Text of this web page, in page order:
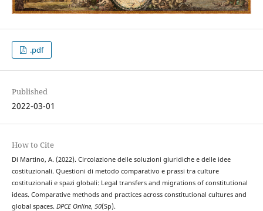
.pdf
Published
2022-03-01
How to Cite
Di Martino, A. (2022). Circolazione delle soluzioni giuridiche e delle idee
costituzionali. Questioni di metodo comparativo e prassi tra culture
costituzionali e spazi globali: Legal transfers and migrations of constitutional
ideas. Comparative methods and practices across constitutional cultures and
global spaces. DPCE Online, 50(Sp).